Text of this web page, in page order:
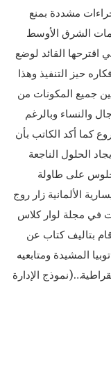
مشددة بمنع
الشرق الأوسط
القائد لوضع
حيز التنفيذ وهذا
جميع المكونات من
والنساء وبالرغم
كما أكد الكاتب بأن
الحلول الناجعة
على طاولة
الألمانية زار روج
في مجلة لوار كلاس
بتاليف كتاب عن
المشيدة ومتابعيه
الإدارة